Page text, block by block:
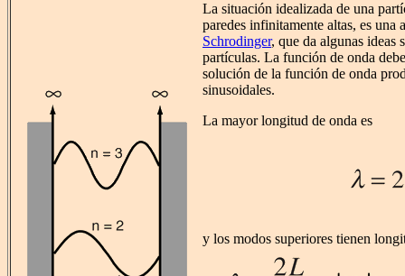
La situación idealizada de una
paredes infinitamente altas, es una
Schrodinger, que da algunas ideas
partículas. La función de onda
solución de la función de onda
sinusoidales.
La mayor longitud de onda es
y los modos superiores tienen